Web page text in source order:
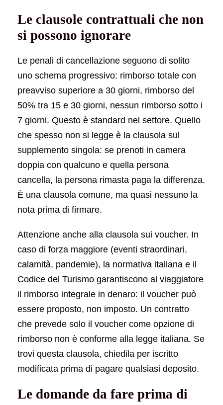
Le clausole contrattuali che non
si possono ignorare
Le penali di cancellazione seguono di solito
uno schema progressivo: rimborso totale con
preavviso superiore a 30 giorni, rimborso del
50% tra 15 e 30 giorni, nessun rimborso sotto i
7 giorni. Questo è standard nel settore. Quello
che spesso non si legge è la clausola sul
supplemento singola: se prenoti in camera
doppia con qualcuno e quella persona
cancella, la persona rimasta paga la differenza.
È una clausola comune, ma quasi nessuno la
nota prima di firmare.
Attenzione anche alla clausola sui voucher. In
caso di forza maggiore (eventi straordinari,
calamità, pandemie), la normativa italiana e il
Codice del Turismo garantiscono al viaggiatore
il rimborso integrale in denaro: il voucher può
essere proposto, non imposto. Un contratto
che prevede solo il voucher come opzione di
rimborso non è conforme alla legge italiana. Se
trovi questa clausola, chiedila per iscritto
modificata prima di pagare qualsiasi deposito.
Le domande da fare prima di